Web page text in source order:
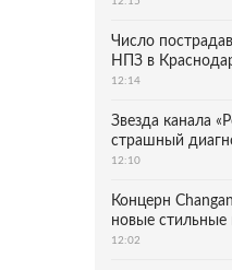
Число
НПЗ в
12:14
Звезда канала
страшный
12:10
Концерн
новые
12:02